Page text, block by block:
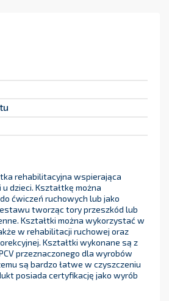
rehabilitacyjna wspierająca
dzieci. Kształtkę można
ćwiczeń ruchowych lub jako
tworząc tory przeszkód lub
Kształtki można wykorzystać w
w rehabilitacji ruchowej oraz
Kształtki wykonane są z
przeznaczonego dla wyrobów
są bardzo łatwe w czyszczeniu
posiada certyfikację jako wyrób